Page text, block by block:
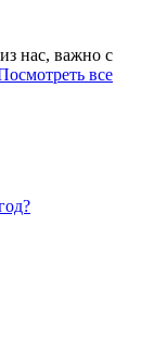
нас, важно с
все